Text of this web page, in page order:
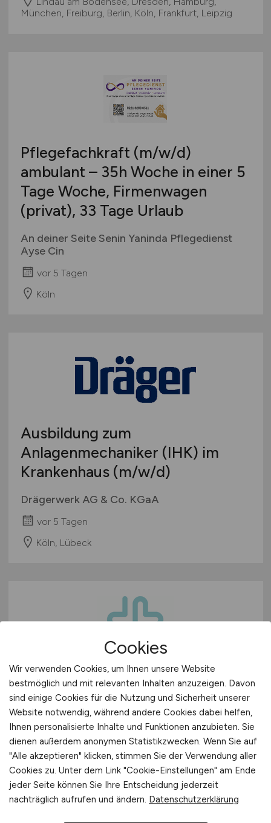
München, Freiburg, Berlin, Köln, Frankfurt, Leipzig
Pflegefachkraft (m/w/d)
ambulant – 35h Woche in einer 5
Tage Woche, Firmenwagen
(privat), 33 Tage Urlaub
An deiner Seite Senin Yaninda Pflegedienst
Ayse Cin
vor 5 Tagen
Köln
Ausbildung zum
Anlagenmechaniker (IHK) im
Krankenhaus (m/w/d)
Drägerwerk AG & Co. KGaA
vor 5 Tagen
Köln, Lübeck
Fachkrankenpfleger(m/w/d)–
Intensiv/Anästhesie – bis zu
5.612 € + Zulagen
Pacura med GmbH
vor 5 Tagen
Hamburg, Hannover, Köln, Düsseldorf, Bonn,
Karlsruhe, München, Erfurt
Cookies
Wir verwenden Cookies, um Ihnen unsere Website
bestmöglich und mit relevanten Inhalten anzuzeigen. Davon
sind einige Cookies für die Nutzung und Sicherheit unserer
Website notwendig, während andere Cookies dabei helfen,
Ihnen personalisierte Inhalte und Funktionen anzubieten. Sie
dienen außerdem anonymen Statistikzwecken. Wenn Sie auf
"Alle akzeptieren" klicken, stimmen Sie der Verwendung aller
Cookies zu. Unter dem Link "Cookie-Einstellungen" am Ende
jeder Seite können Sie Ihre Entscheidung jederzeit
nachträglich aufrufen und ändern. Datenschutzerklärung